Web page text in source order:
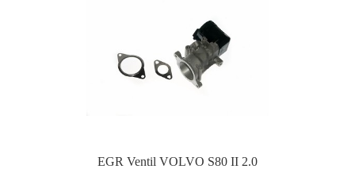
EGR Ventil VOLVO S80 II 2.0